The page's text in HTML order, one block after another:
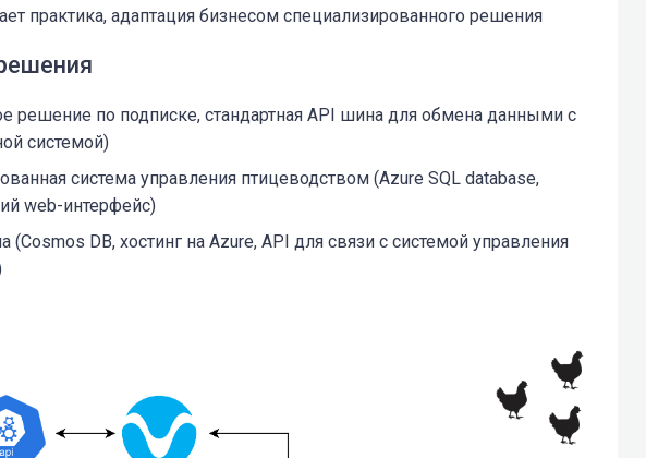
практика, адаптация бизнесом специализированного решения
решение по подписке, стандартная API шина для обмена данными с
системой)
система управления птицеводством (Azure SQL database,
web-интерфейс)
(Cosmos DB, хостинг на Azure, API для связи с системой управления